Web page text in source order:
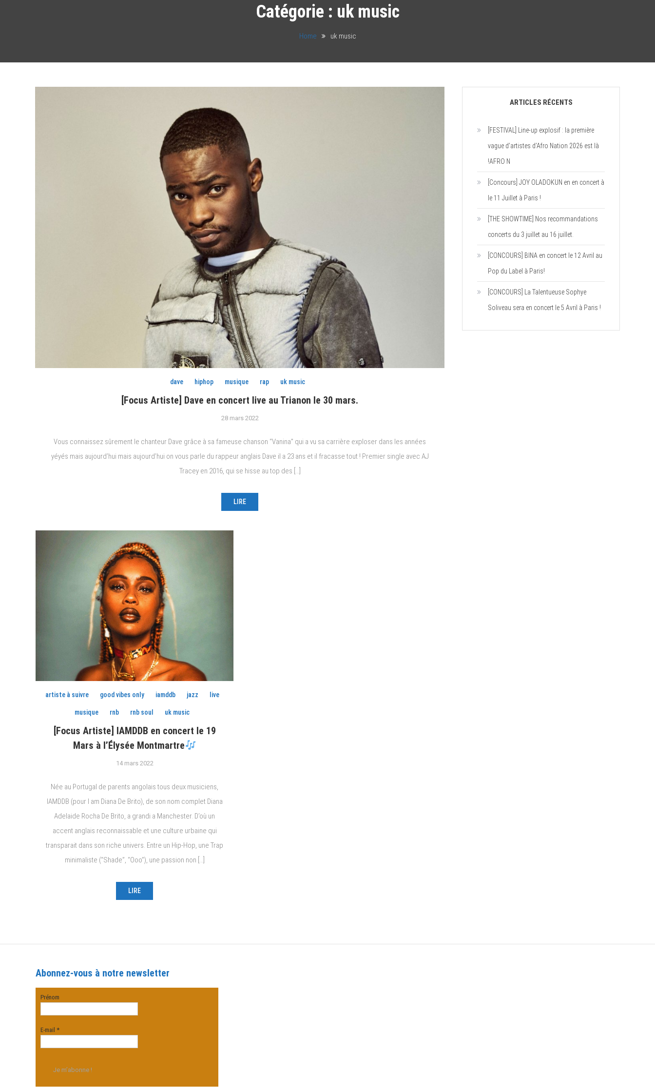
Catégorie : uk music
Home uk music
dave hiphop musique rap uk music
[Focus Artiste] Dave en concert live au Trianon le 30 mars.
28 mars 2022
Vous connaissez sûrement le chanteur Dave grâce à sa fameuse chanson “Vanina” qui a vu sa carrière exploser dans les années
yéyés mais aujourd’hui mais aujourd’hui on vous parle du rappeur anglais Dave il a 23 ans et il fracasse tout ! Premier single avec AJ
Tracey en 2016, qui se hisse au top des […]
LIRE
artiste à suivre good vibes only iamddb jazz live
musique rnb rnb soul uk music
[Focus Artiste] IAMDDB en concert le 19
Mars à l’Élysée Montmartre
14 mars 2022
Née au Portugal de parents angolais tous deux musiciens,
IAMDDB (pour I am Diana De Brito), de son nom complet Diana
Adelaide Rocha De Brito, a grandi a Manchester. D’où un
accent anglais reconnaissable et une culture urbaine qui
transparait dans son riche univers. Entre un Hip-Hop, une Trap
minimaliste (“Shade”, “Ooo”), une passion non […]
LIRE
ARTICLES RÉCENTS
[FESTIVAL] Line-up explosif : la première
vague d’artistes d’Afro Nation 2026 est là
!AFRO N
[Concours] JOY OLADOKUN en en concert à
le 11 Juillet à Paris !
[THE SHOWTIME] Nos recommandations
concerts du 3 juillet au 16 juillet.
[CONCOURS] BINA en concert le 12 Avril au
Pop du Label à Paris!
[CONCOURS] La Talentueuse Sophye
Soliveau sera en concert le 5 Avril à Paris !
Abonnez-vous à notre newsletter
Prénom
E-mail *